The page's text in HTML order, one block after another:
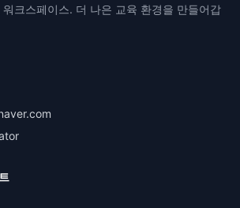
크스페이스. 더 나은 교육 환경을 만들어갑